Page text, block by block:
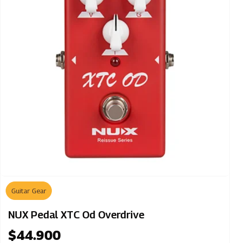
Guitar Gear
NUX Pedal XTC Od Overdrive
$44.900